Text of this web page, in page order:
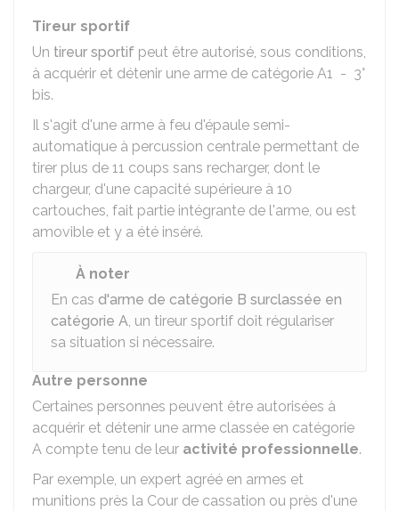
Tireur sportif
Un tireur sportif peut être autorisé, sous conditions,
à acquérir et détenir une arme de catégorie A1 - 3°
bis.
Il s'agit d'une arme à feu d'épaule semi-
automatique à percussion centrale permettant de
tirer plus de 11 coups sans recharger, dont le
chargeur, d'une capacité supérieure à 10
cartouches, fait partie intégrante de l'arme, ou est
amovible et y a été inséré.
À noter
En cas d'arme de catégorie B surclassée en
catégorie A, un tireur sportif doit régulariser
sa situation si nécessaire.
Autre personne
Certaines personnes peuvent être autorisées à
acquérir et détenir une arme classée en catégorie
A compte tenu de leur activité professionnelle.
Par exemple, un expert agréé en armes et
munitions près la Cour de cassation ou près d'une